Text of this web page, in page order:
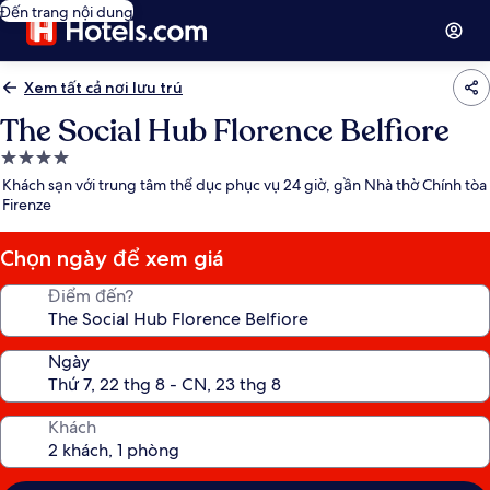
Đến trang nội dung
Xem tất cả nơi lưu trú
The Social Hub Florence Belfiore
Nơi
lưu
trú
4.0
sao
Khách sạn với trung tâm thể dục phục vụ 24 giờ, gần Nhà thờ Chính tòa
Firenze
Chọn ngày để xem giá
Điểm đến?
Ngày
Khách